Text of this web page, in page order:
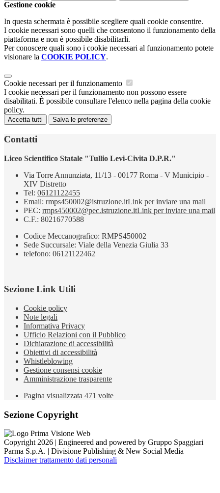
Gestione cookie
In questa schermata è possibile scegliere quali cookie consentire.
I cookie necessari sono quelli che consentono il funzionamento della
piattaforma e non è possibile disabilitarli.
Per conoscere quali sono i cookie necessari al funzionamento potete
visionare la COOKIE POLICY.
Cookie necessari per il funzionamento
I cookie necessari per il funzionamento non possono essere
disabilitati. È possibile consultare l'elenco nella pagina della cookie
policy.
Accetta tutti Salva le preferenze
Contatti
Liceo Scientifico Statale "Tullio Levi-Civita D.P.R."
Via Torre Annunziata, 11/13 - 00177 Roma - V Municipio -
XIV Distretto
Tel: 06121122455
Email: rmps450002@istruzione.itLink per inviare una mail
PEC: rmps450002@pec.istruzione.itLink per inviare una mail
C.F.: 80216770588
Codice Meccanografico: RMPS450002
Sede Succursale: Viale della Venezia Giulia 33
telefono: 06121122462
Sezione Link Utili
Cookie policy
Note legali
Informativa Privacy
Ufficio Relazioni con il Pubblico
Dichiarazione di accessibilità
Obiettivi di accessibilità
Whistleblowing
Gestione consensi cookie
Amministrazione trasparente
Pagina visualizzata 471 volte
Sezione Copyright
Copyright 2026 | Engineered and powered by Gruppo Spaggiari
Parma S.p.A. | Divisione Publishing & New Social Media
Disclaimer trattamento dati personali